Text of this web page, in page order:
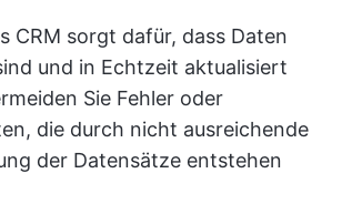
CRM sorgt dafür, dass Daten
und in Echtzeit aktualisiert
Sie Fehler oder
die durch nicht ausreichende
der Datensätze entstehen